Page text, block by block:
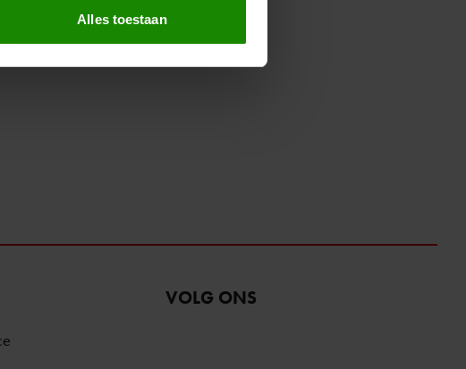
social media te bieden en om ons
Alles toestaan
VOLG ONS